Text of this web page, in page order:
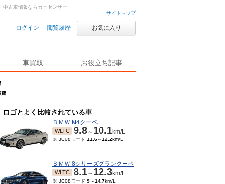
サイトマップ
ログイン 閲覧履歴 お気に入り
車買取 お役立ち記事
費
中古車情報ならカーセンサー
ロゴとよく比較されている車
ＢＭＷ M4クーペ
WLTC 9.8～ 10.1km/L
※ JC08モード 11.6～12.2km/L
ＢＭＷ 8シリーズグランクーペ
WLTC 8.1～ 12.3km/L
※ JC08モード 9～14.7km/L